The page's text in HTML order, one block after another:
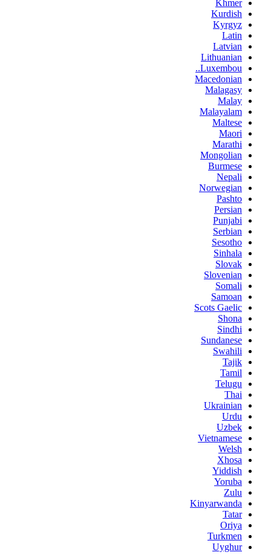
Khmer
Kurdish
Kyrgyz
Latin
Latvian
Lithuanian
Luxembou..
Macedonian
Malagasy
Malay
Malayalam
Maltese
Maori
Marathi
Mongolian
Burmese
Nepali
Norwegian
Pashto
Persian
Punjabi
Serbian
Sesotho
Sinhala
Slovak
Slovenian
Somali
Samoan
Scots Gaelic
Shona
Sindhi
Sundanese
Swahili
Tajik
Tamil
Telugu
Thai
Ukrainian
Urdu
Uzbek
Vietnamese
Welsh
Xhosa
Yiddish
Yoruba
Zulu
Kinyarwanda
Tatar
Oriya
Turkmen
Uyghur